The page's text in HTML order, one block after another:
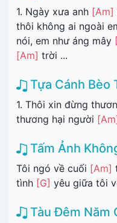
1. Ngày xưa anh [Am]
thôi không ai ngoài
nói, em như áng mây
[Am] trời ...
Tựa Cánh Bèo
1. Thôi xin đừng
thương hại người
Tấm Ảnh
Tôi ngó về cuối [Am]
tình [G] yêu giữa tôi
Tàu Đêm Năm